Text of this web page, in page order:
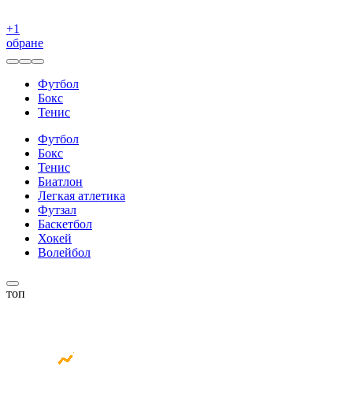
+1
обране
Футбол
Бокс
Тенис
Футбол
Бокс
Тенис
Биатлон
Легкая атлетика
Футзал
Баскетбол
Хокей
Волейбол
топ